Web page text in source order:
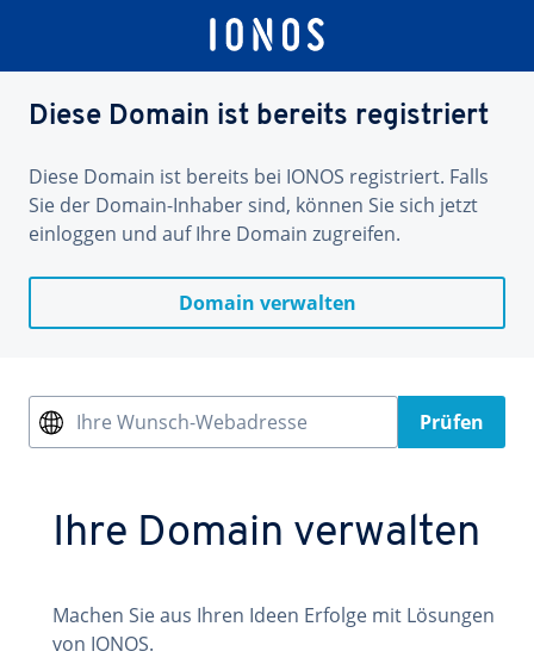
Diese Domain ist bereits registriert
Diese Domain ist bereits bei IONOS registriert. Falls
Sie der Domain-Inhaber sind, können Sie sich jetzt
einloggen und auf Ihre Domain zugreifen.
Domain verwalten
Ihre Wunsch-Webadresse Prüfen
Ihre Domain verwalten
Machen Sie aus Ihren Ideen Erfolge mit Lösungen
von IONOS.